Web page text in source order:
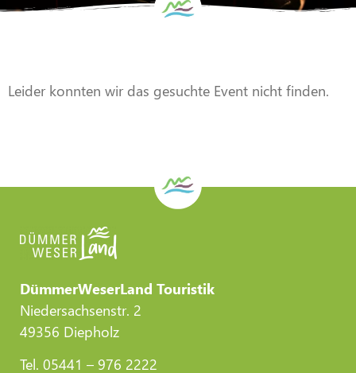
DWL/Gemeinde Stemwede
Leider konnten wir das gesuchte Event nicht finden.
DümmerWeserLand Touristik
Niedersachsenstr. 2
49356 Diepholz
Tel. 05441 – 976 2222